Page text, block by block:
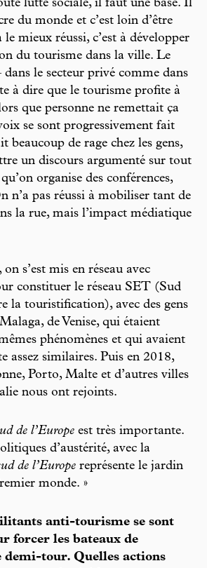
lutte sociale, il faut une base. Il
du monde et c’est loin d’être
le mieux réussi, c’est à développer
du tourisme dans la ville. Le
le secteur privé comme dans
à dire que le tourisme profite à
que personne ne remettait ça
se sont progressivement fait
beaucoup de rage chez les gens,
un discours argumenté sur tout
organise des conférences,
n’a pas réussi à mobiliser tant de
la rue, mais l’impact médiatique
s’est mis en réseau avec
constituer le réseau SET (Sud
la touristification), avec des gens
de Venise, qui étaient
phénomènes et qui avaient
assez similaires. Puis en 2018,
Porto, Malte et d’autres villes
nous ont rejoints.
de l’Europe est très importante.
d’austérité, avec la
de l’Europe représente le jardin
monde. »
anti-tourisme se sont
forcer les bateaux de
demi-tour. Quelles actions